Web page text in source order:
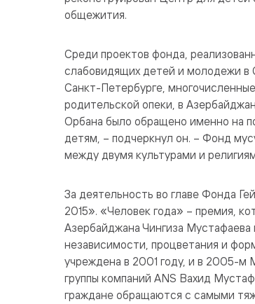
общежития.
Среди проектов фонда,
слабовидящих детей и молодежи в
Санкт-Петербурге,
родительской опеки, в
Орбана было обращено именно на
детям, – подчеркнул он. – Фонд
между двумя культурами и
За деятельность во главе Фонда
2015». «Человек года» – премия,
Азербайджана Чингиза
независимости, процветания и
учреждена в 2001 году, и в 2005-м
группы компаний ANS Вахид
граждане обращаются с самыми